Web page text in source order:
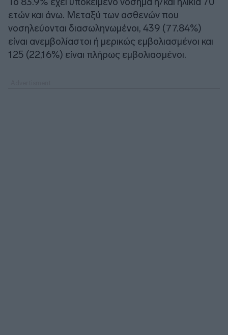
ετών και άνω. Μεταξύ των ασθενών που
νοσηλεύονται διασωληνωμένοι, 439 (77.84%)
είναι ανεμβολίαστοι ή μερικώς εμβολιασμένοι και
125 (22,16%) είναι πλήρως εμβολιασμένοι.